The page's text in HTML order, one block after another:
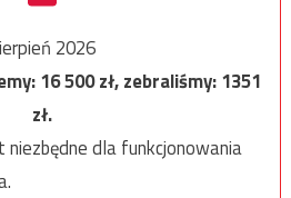
2026
16 500zł, zebraliśmy:1351
zł.
dla funkcjonowania